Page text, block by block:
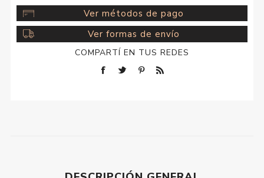
Ver métodos de pago
Ver formas de envío
COMPARTÍ EN TUS REDES